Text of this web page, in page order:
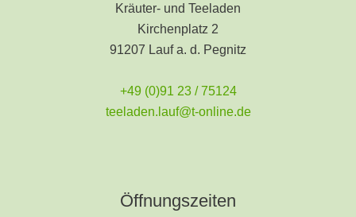
Kräuter- und Teeladen
Kirchenplatz 2
91207 Lauf a. d. Pegnitz
+49 (0)91 23 / 75124
teeladen.lauf@t-online.de
Öffnungszeiten